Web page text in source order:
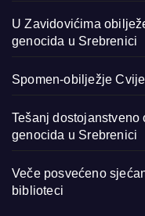
U Zavidovićima
genocida u Srebrenici
Spomen-obilježje
Tešanj
genocida u Srebrenici
Veče posvećeno
biblioteci